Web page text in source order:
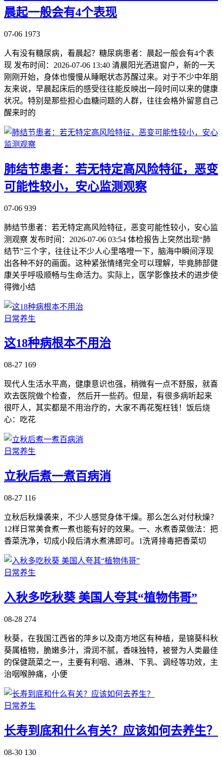
晨起一般会有4个表现
07-06 1973
人有没有糖尿病，看晨起？糖尿病患者：晨起一般会有4个表
现 发布时间：2026-07-06 13:40 清晨阳光洒进窗户，新的一天
刚刚开始，身体也慢慢从睡眠状态苏醒过来。对于不少中年朋
友来说，早晨起床后的感受往往能反映出一段时间以来的健康
状况。特别是那些担心血糖问题的人群，往往会格外留意自己
醒来时的
肺结节患者：若无特定高风险特征，恶变
可能性较小，安心监测观察
07-06 939
肺结节患者：若无特定高风险特征，恶变可能性较小，安心监
测观察 发布时间：2026-07-06 03:54 体检报告上突然出现“肺
结节”三个字，往往让不少人心里咯噔一下，脑海中瞬间浮现
出各种不好的画面。这种紧张情绪完全可以理解，毕竟肺部健
康关乎呼吸顺畅与生命活力。实际上，医学影像技术的进步使
得微小结
日常养生
这18种病根本不用治
08-27 169
现代人生活水平高，健康意识也强，稍微有一点不舒服，就喜
欢去医院做个检查， 然后开一些药。但是，有很多病听起来
很吓人，其实都是不用治疗的，大家不再花冤枉钱！饭后烧
心：吃花
日常养生
立秋后煮一煮百病消
08-27 116
立秋后秋燥袭来，不少人感觉身体干燥。那么怎么对付秋燥？
12样日常美食煮一煮也能有好的效果。一、水煮香菜做法：把
香菜洗净，切成小段后清水煮沸即可。1洗肾排毒把香菜切
日常养生
入秋多吃秋葵 美国人夸其“植物伟哥”
08-28 274
秋葵，在我国江西省的萍乡以及南方地区有种植，是锦葵科秋
葵属植物，脆嫩多汁，滑润不腻，香味独特，被誉为人类最佳
的保健蔬菜之一，主要有利咽、通淋、下乳、调经等功效，主
治咽喉肿痛，小便
日常养生
长寿到底和什么有关？应该如何去养生？
08-30 130